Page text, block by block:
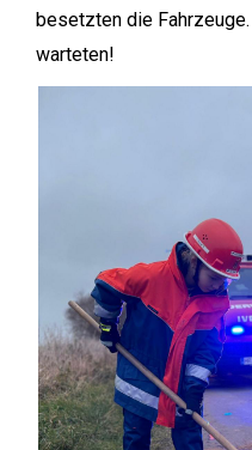
besetzten die
warteten!